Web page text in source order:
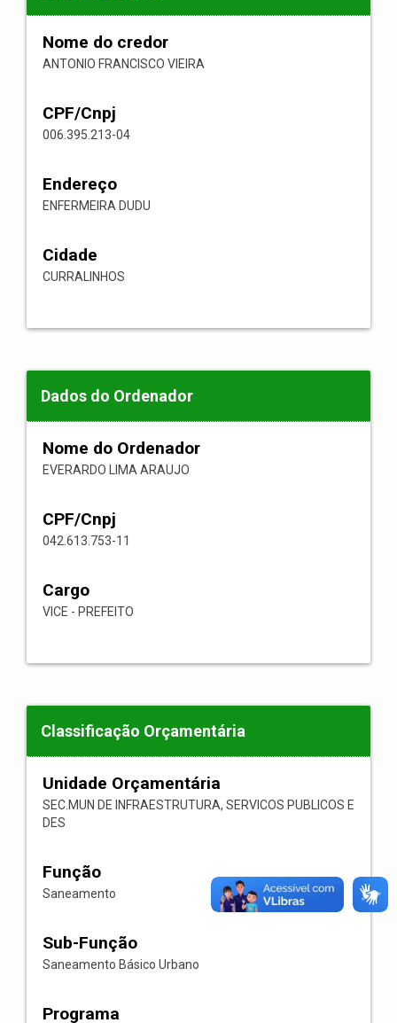
Nome do credor
ANTONIO FRANCISCO VIEIRA
CPF/Cnpj
006.395.213-04
Endereço
ENFERMEIRA DUDU
Cidade
CURRALINHOS
Dados do Ordenador
Nome do Ordenador
EVERARDO LIMA ARAUJO
CPF/Cnpj
042.613.753-11
Cargo
VICE - PREFEITO
Classificação Orçamentária
Unidade Orçamentária
SEC.MUN DE INFRAESTRUTURA, SERVICOS PUBLICOS E
DES
Função
Saneamento
Sub-Função
Saneamento Básico Urbano
Programa